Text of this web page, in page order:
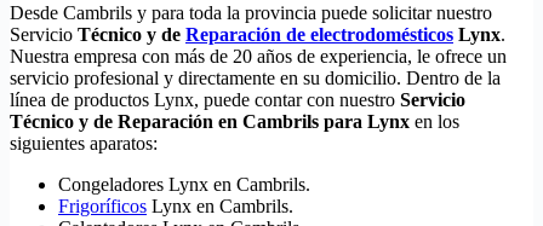
Desde Cambrils y para toda la provincia puede solicitar nuestro
Servicio Técnico y de Reparación de electrodomésticos Lynx.
Nuestra empresa con más de 20 años de experiencia, le ofrece un
servicio profesional y directamente en su domicilio. Dentro de la
línea de productos Lynx, puede contar con nuestro Servicio
Técnico y de Reparación en Cambrils para Lynx en los
siguientes aparatos:
Congeladores Lynx en Cambrils.
Frigoríficos Lynx en Cambrils.